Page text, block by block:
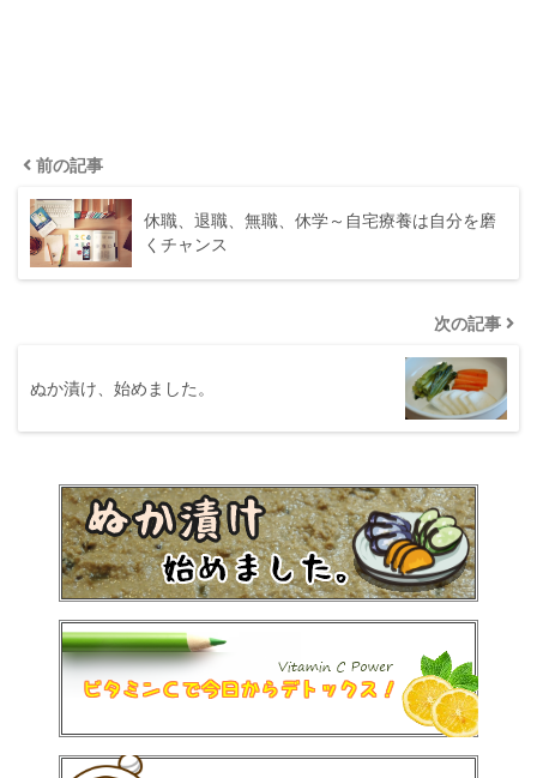
前の記事
休職、退職、無職、休学～自宅療養は自分を磨
くチャンス
次の記事
ぬか漬け、始めました。